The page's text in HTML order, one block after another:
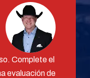
Complete el
evaluación de